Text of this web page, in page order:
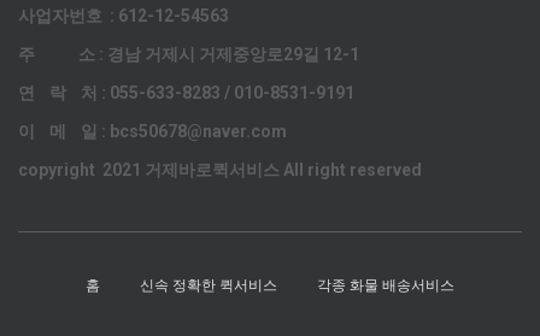
사업자번호 : 612-12-54563
주 소 : 경남 거제시 거제중앙로29길 12-1
연 락 처 : 055-633-8283 / 010-8531-9191
이 메 일 : bcs50678@naver.com
copyright 2021 거제바로퀵서비스 All right reserved
홈 신속 정확한 퀵서비스 각종 화물 배송서비스